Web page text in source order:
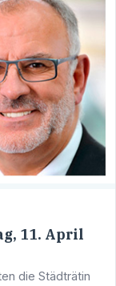
11. April
die Städträtin